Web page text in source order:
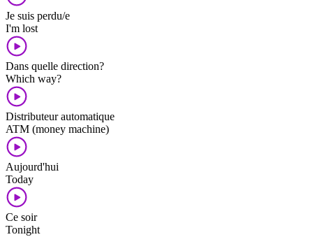
Je suis perdu/e
I'm lost
Dans quelle direction?
Which way?
Distributeur automatique
ATM (money machine)
Aujourd'hui
Today
Ce soir
Tonight